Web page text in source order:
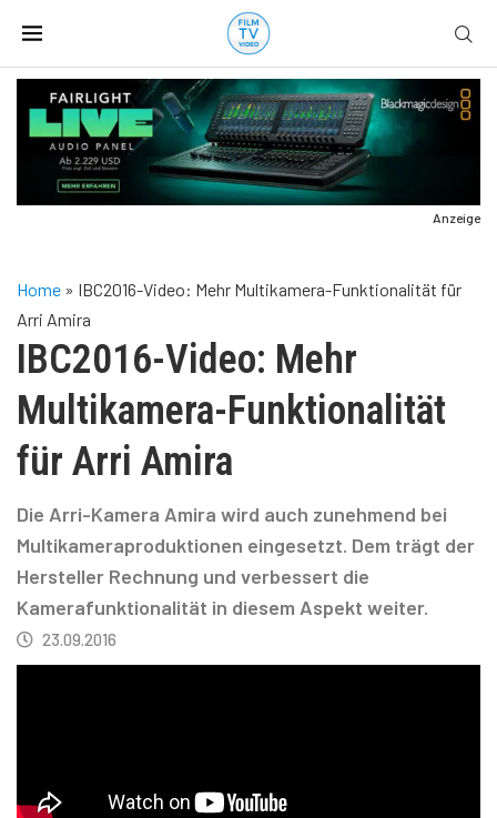
Anzeige
Home » IBC2016-Video: Mehr Multikamera-Funktionalität für
Arri Amira
IBC2016-Video: Mehr
Multikamera-Funktionalität
für Arri Amira
Die Arri-Kamera Amira wird auch zunehmend bei
Multikameraproduktionen eingesetzt. Dem trägt der
Hersteller Rechnung und verbessert die
Kamerafunktionalität in diesem Aspekt weiter.
23.09.2016